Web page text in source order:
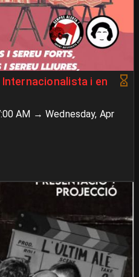
i en
AM → Wednesday, Apr